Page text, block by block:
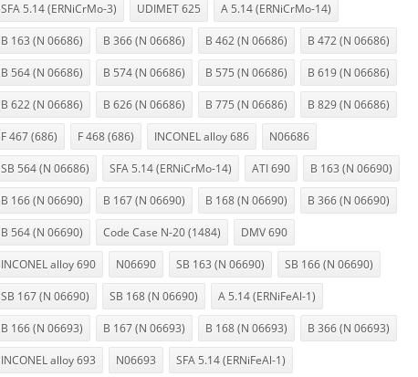
SFA 5.14 (ERNiCrMo-3) UDIMET 625 A 5.14 (ERNiCrMo-14)
B 163 (N 06686) B 366 (N 06686) B 462 (N 06686) B 472 (N 06686)
B 564 (N 06686) B 574 (N 06686) B 575 (N 06686) B 619 (N 06686)
B 622 (N 06686) B 626 (N 06686) B 775 (N 06686) B 829 (N 06686)
F 467 (686) F 468 (686) INCONEL alloy 686 N06686
SB 564 (N 06686) SFA 5.14 (ERNiCrMo-14) ATI 690 B 163 (N 06690)
B 166 (N 06690) B 167 (N 06690) B 168 (N 06690) B 366 (N 06690)
B 564 (N 06690) Code Case N-20 (1484) DMV 690
INCONEL alloy 690 N06690 SB 163 (N 06690) SB 166 (N 06690)
SB 167 (N 06690) SB 168 (N 06690) A 5.14 (ERNiFeAl-1)
B 166 (N 06693) B 167 (N 06693) B 168 (N 06693) B 366 (N 06693)
INCONEL alloy 693 N06693 SFA 5.14 (ERNiFeAl-1)